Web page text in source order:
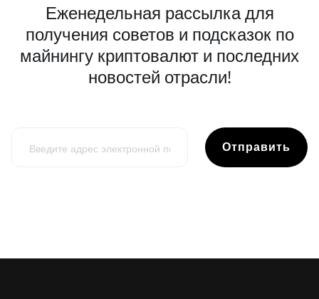
Еженедельная рассылка для
получения советов и подсказок по
майнингу криптовалют и последних
новостей отрасли!
Отправить